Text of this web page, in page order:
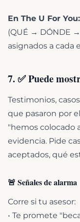
En The U For You:
(QUÉ → DÓNDE
asignados a cada
7. ✅ Puede
Testimonios,
que pasaron por
"hemos colocado
evidencia. Pide
aceptados, qué
🚨 Señales de alarma
Corre si tu asesor:
• Te promete